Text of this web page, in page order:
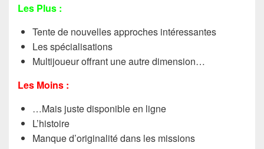
Les Plus :
Tente de nouvelles approches intéressantes
Les spécialisations
Multijoueur offrant une autre dimension…
Les Moins :
…Mais juste disponible en ligne
L’histoire
Manque d’originalité dans les missions